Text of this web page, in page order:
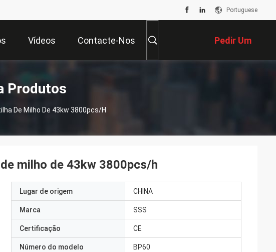
Portuguese
Vídeos Contacte-Nos Pedir Um
Orçamento
Produtos
De Milho De 43kw 3800pcs/h
milho de 43kw 3800pcs/h
Lugar de origem CHINA
Marca SSS
Certificação CE
Número do modelo BP60